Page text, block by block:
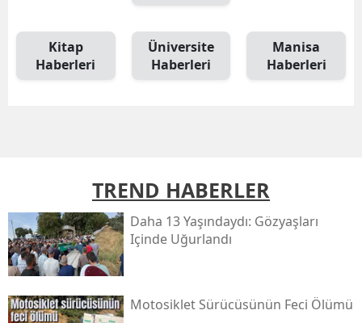
Kitap
Haberleri
Üniversite
Haberleri
Manisa
Haberleri
TREND HABERLER
Daha 13 Yaşındaydı: Gözyaşları
Içinde Uğurlandı
Motosiklet Sürücüsünün Feci Ölümü